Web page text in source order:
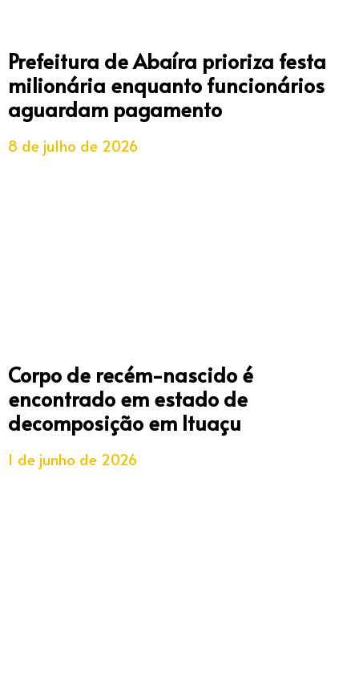
Prefeitura de Abaíra prioriza festa
milionária enquanto funcionários
aguardam pagamento
8 de julho de 2026
Corpo de recém-nascido é
encontrado em estado de
decomposição em Ituaçu
1 de junho de 2026